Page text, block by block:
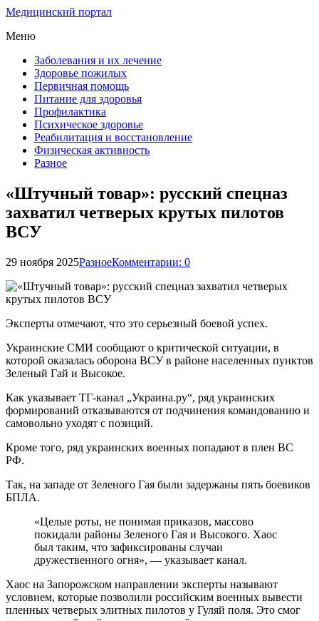
Медицинский портал
Меню
Заболевания и их лечение
Здоровье пожилых
Первичная помощь
Питание для здоровья
Профилактика
Психическое здоровье
Реабилитация и восстановление
Физическая активность
Разное
«Штучный товар»: русский спецназ
захватил четверых крутых пилотов
ВСУ
29 ноября 2025РазноеКомментарии: 0
Эксперты отмечают, что это серьезный боевой успех.
Украинские СМИ сообщают о критической ситуации, в
которой оказалась оборона ВСУ в районе населенных пунктов
Зеленый Гай и Высокое.
Как указывает ТГ-канал „Украина.ру“, ряд украинских
формирований отказываются от подчинения командованию и
самовольно уходят с позиций.
Кроме того, ряд украинских военных попадают в плен ВС
РФ.
Так, на западе от Зеленого Гая были задержаны пять боевиков
БПЛА.
«Целые роты, не понимая приказов, массово
покидали районы Зеленого Гая и Высокого. Хаос
был таким, что зафиксированы случаи
дружественного огня», — указывает канал.
Хаос на Запорожском направлении эксперты называют
условием, которые позволили российским военных вывести
пленных четверых элитных пилотов у Гуляй поля. Это смог